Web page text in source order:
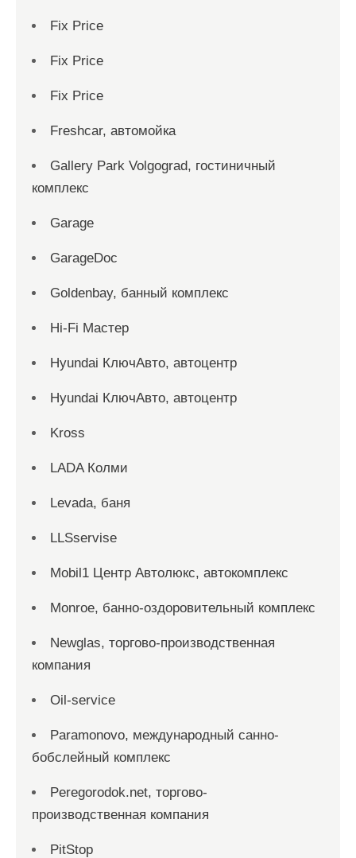
Fix Price
Fix Price
Fix Price
Freshcar, автомойка
Gallery Park Volgograd, гостиничный
комплекс
Garage
GarageDoc
Goldenbay, банный комплекс
Hi-Fi Мастер
Hyundai КлючАвто, автоцентр
Hyundai КлючАвто, автоцентр
Kross
LADA Колми
Levada, баня
LLSservise
Mobil1 Центр Автолюкс, автокомплекс
Monroe, банно-оздоровительный комплекс
Newglas, торгово-производственная
компания
Oil-service
Paramonovo, международный санно-
бобслейный комплекс
Peregorodok.net, торгово-
производственная компания
PitStop